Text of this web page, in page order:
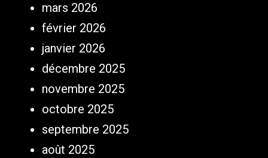
mars 2026
février 2026
janvier 2026
décembre 2025
novembre 2025
octobre 2025
septembre 2025
août 2025